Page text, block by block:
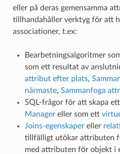
eller på deras gemensamma
tillhandahåller verktyg för att
associationer, t.ex:
Bearbetningsalgoritmer
som ett resultat av
attribut efter plats,
närmaste, Sammanfoga
SQL-frågor för att skapa
Managereller som ett
Joins-egenskapereller
tillfälligt utökar attributen
med attributen för objekt i